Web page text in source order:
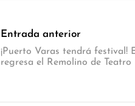
Entrada anterior
¡Puerto Varas tendrá festival!
regresa el Remolino de Teatro